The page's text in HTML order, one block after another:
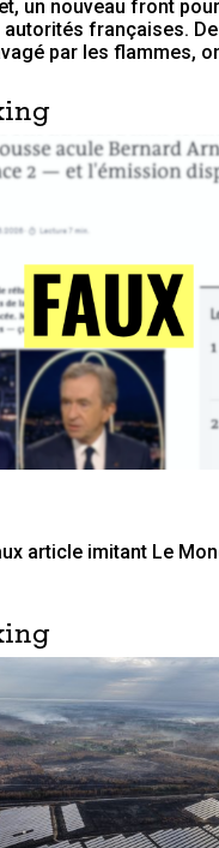
un nouveau front
autorités françaises.
par les flammes,
article imitant Le